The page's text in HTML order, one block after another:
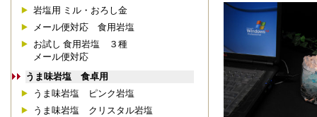
岩塩用 ミル・おろし金
メール便対応 食用岩塩
お試し 食用岩塩 ３種
メール便対応
うま味岩塩 食卓用
うま味岩塩 ピンク岩塩
うま味岩塩 クリスタル岩塩